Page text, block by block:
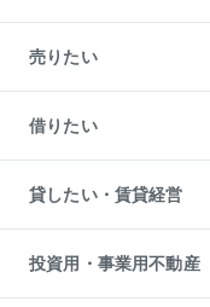
新築・分譲マンションの購入
中古マンションの購入
一戸建ての購入
中古一戸建ての購入
不動産購入の流れ
注目キーワード物件特集
購入ガイド
English 繁体中文簡体中文
売りたい
一戸建ての売却・査定
土地の売却・査定
スピードAI査定
不動産査定について
不動産売却の流れ
不動産買換えの流れ
売却ガイド
借りたい
オフィス・店舗の賃貸
借りるときの流れ
借りるガイド
貸したい・賃貸経営
マンション賃料データ
賃貸管理プラン
リロケーションについて
投資用・事業用不動産